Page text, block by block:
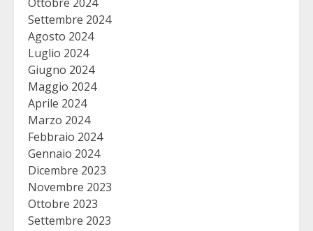
Settembre 2024
Agosto 2024
Luglio 2024
Giugno 2024
Maggio 2024
Aprile 2024
Marzo 2024
Febbraio 2024
Gennaio 2024
Dicembre 2023
Novembre 2023
Ottobre 2023
Settembre 2023